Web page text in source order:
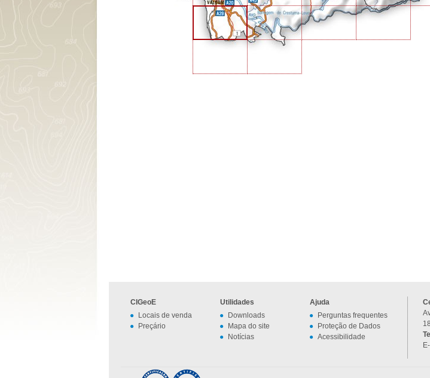
CIGeoE
Locais de venda
Preçário
Utilidades
Downloads
Mapa do site
Notícias
Ajuda
Perguntas frequentes
Proteção de Dados
Acessibilidade